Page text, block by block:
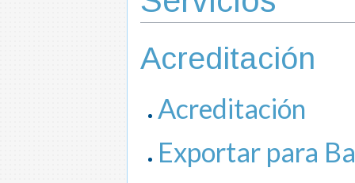
Acreditación
Acreditación
Exportar para